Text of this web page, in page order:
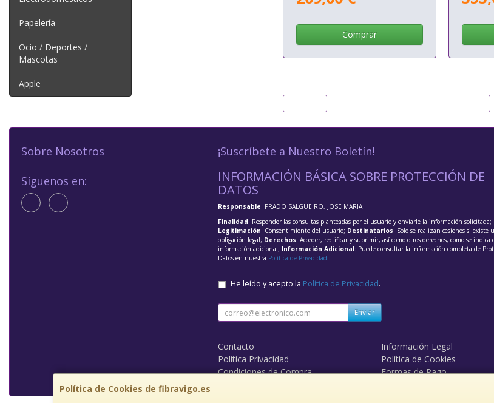
Papelería
Ocio / Deportes /
Mascotas
Apple
Comprar
Política de Cookies de fibravigo.es
Sobre Nosotros
Síguenos en:
¡Suscríbete a Nuestro Boletín!
INFORMACIÓN BÁSICA SOBRE PROTECCIÓN DE
DATOS
Responsable: PRADO SALGUEIRO, JOSE MARIA
Finalidad: Responder las consultas planteadas por el usuario y enviarle la información solicitada;
Legitimación: Consentimiento del usuario; Destinatarios: Solo se realizan cesiones si existe
obligación legal; Derechos: Acceder, rectificar y suprimir, así como otros derechos, como se indica
información adicional; Información Adicional: Puede consultar la información completa de
Datos en nuestra Política de Privacidad.
He leído y acepto la Política de Privacidad.
Enviar
Contacto
Información Legal
Política Privacidad
Política de Cookies
Condiciones de Compra
Formas de Pago